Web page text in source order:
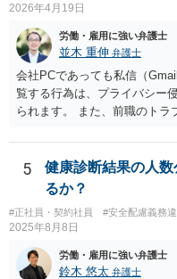
2026年4月19日
労働・雇用に強い弁護士
並木 重伸 弁護士
会社PCであっても私信（
覧する行為は、プライバシー
られます。 また、前職のトラ
メールの内容には触れず、現
的に記録してください。注意
うプロセスを積み上げ、段階
な進め方です。
5
健康診断結果の人
るか？
#正社員・契約社員 #安全配慮義務違
2025年8月8日
労働・雇用に強い弁護士
鈴木 悠太 弁護士